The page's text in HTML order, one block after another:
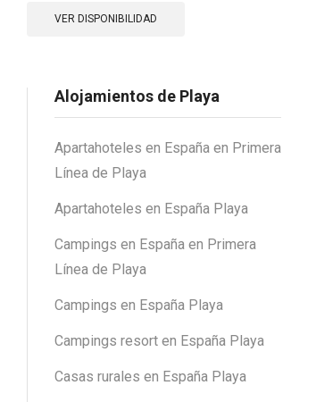
VER DISPONIBILIDAD
Alojamientos de Playa
Apartahoteles en España en Primera
Línea de Playa
Apartahoteles en España Playa
Campings en España en Primera
Línea de Playa
Campings en España Playa
Campings resort en España Playa
Casas rurales en España Playa